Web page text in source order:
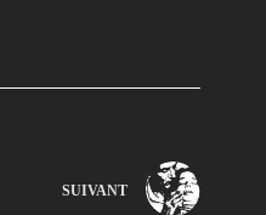
SUIVANT